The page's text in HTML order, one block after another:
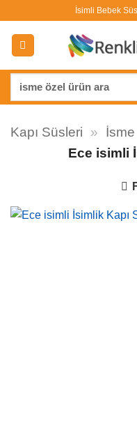
İsimli Bebek
Kapı Süsleri »
Ece isimli